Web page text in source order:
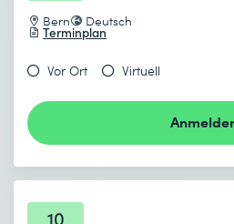
Bern Deutsch
Terminplan
Vor Ort Virtuell
10